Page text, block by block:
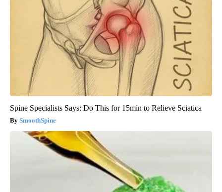
Spine Specialists Says: Do This for 15min to Relieve Sciatica
SmoothSpine